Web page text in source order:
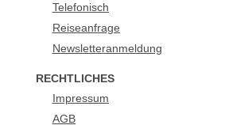
Telefonisch
Reiseanfrage
Newsletteranmeldung
RECHTLICHES
Impressum
AGB